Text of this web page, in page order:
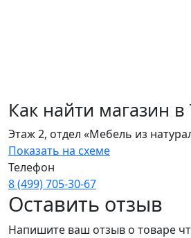
Как найти магазин в
Этаж 2, отдел «Мебель из
Показать на схеме
Телефон
8 (499) 705‑30‑67
Оставить отзыв
Напишите ваш отзыв о товаре